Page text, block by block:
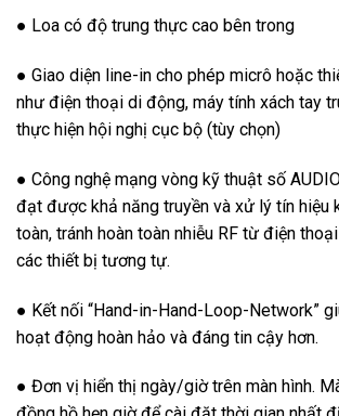
● Loa có độ trung thực cao bên trong
● Giao diện line-in cho phép micrô hoặc
như điện thoại di động, máy tính xách tay
thực hiện hội nghị cục bộ (tùy chọn)
● Công nghệ mạng vòng kỹ thuật số
đạt được khả năng truyền và xử lý tín hiệu
toàn, tránh hoàn toàn nhiễu RF từ điện
các thiết bị tương tự.
● Kết nối “Hand-in-Hand-Loop-Network”
hoạt động hoàn hảo và đáng tin cậy hơn.
● Đơn vị hiển thị ngày/giờ trên màn hình.